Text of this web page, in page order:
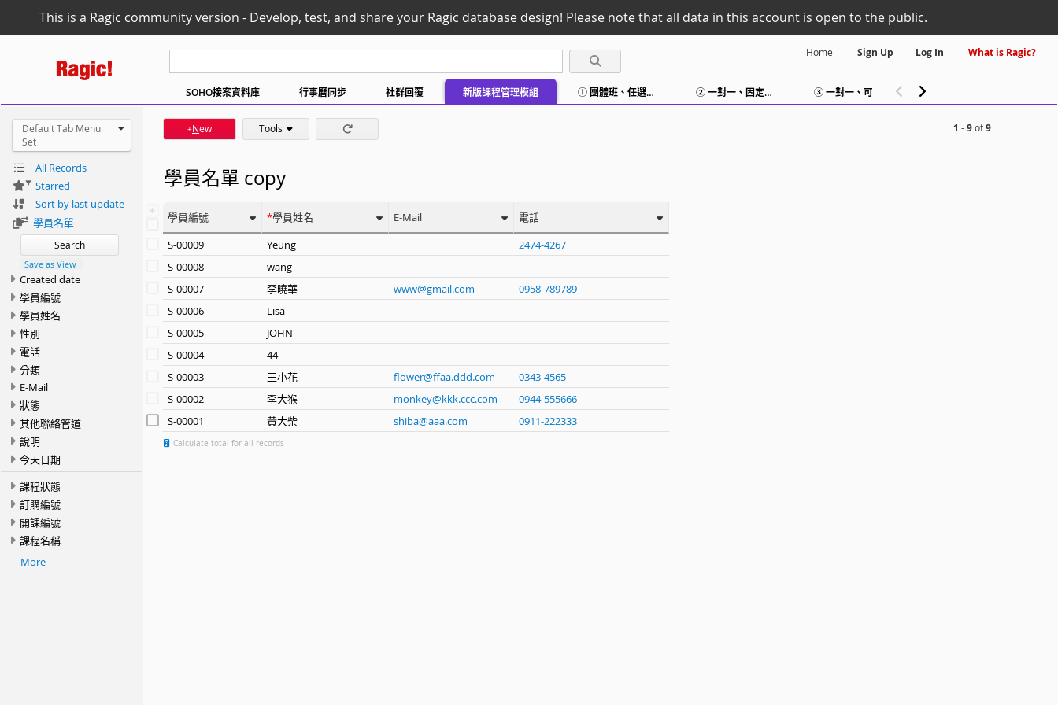
This is a Ragic community version - Develop, test, and share your Ragic database design! Please note that all data in this account is open to the public.
Home Sign Up Log In What is Ragic?
SOHO接案資料庫 行事曆同步 社群回覆 新版課程管理模組 ① 團體班、任選時段上課 ② 一對一、固定週期上課
Default Tab Menu
Set
All Records
Starred
Sort by last update
學員名單
Search
Save as View
Created date
學員編號
學員姓名
性別
電話
分類
E-Mail
狀態
其他聯絡管道
說明
今天日期
課程狀態
訂購編號
開課編號
課程名稱
More
+New Tools 1 -9of9
學員名單 copy
+ 學員編號 學員姓名 E-Mail
電話
S-00009
Yeung
2474-4267
S-00008
wang
S-00007
李曉華 www@gmail.com
0958-789789
S-00006
Lisa
S-00005
JOHN
S-00004
44
S-00003
王小花 flower@ffaa.ddd.com
0343-4565
S-00002
李大猴 monkey@kkk.ccc.com
0944-555666
S-00001
黃大柴 shiba@aaa.com 0911-222333
Calculate total for all records